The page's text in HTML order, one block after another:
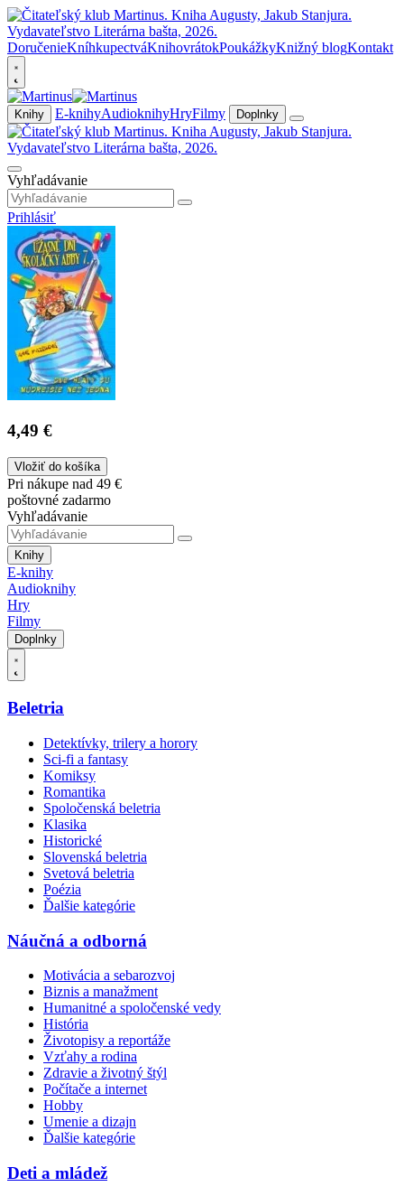
DoručenieKníhkupectváKnihovrátokPoukážkyKnižný blogKontakt
Knihy E-knihyAudioknihyHryFilmy Doplnky
Vyhľadávanie
Prihlásiť
4,49 €
Vložiť do košíka
Pri nákupe nad 49 €
poštovné zadarmo
Vyhľadávanie
Knihy
E-knihy
Audioknihy
Hry
Filmy
Doplnky
Beletria
Detektívky, trilery a horory
Sci-fi a fantasy
Komiksy
Romantika
Spoločenská beletria
Klasika
Historické
Slovenská beletria
Svetová beletria
Poézia
Ďalšie kategórie
Náučná a odborná
Motivácia a sebarozvoj
Biznis a manažment
Humanitné a spoločenské vedy
História
Životopisy a reportáže
Vzťahy a rodina
Zdravie a životný štýl
Počítače a internet
Hobby
Umenie a dizajn
Ďalšie kategórie
Deti a mládež